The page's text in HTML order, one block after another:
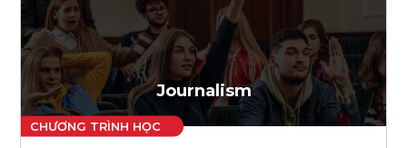
Ghi danh
Tham vấn Interlink
Journalism